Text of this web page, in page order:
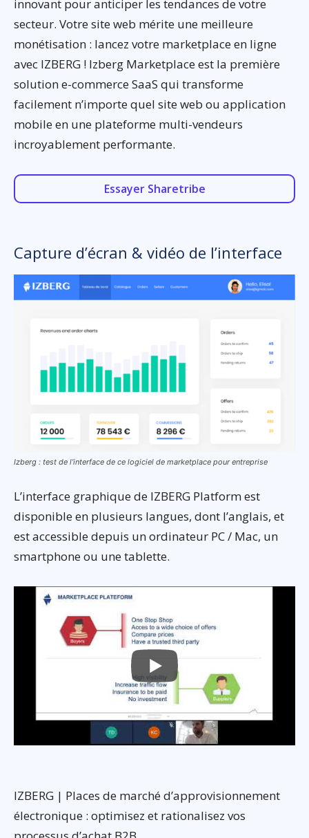
innovant pour anticiper les tendances de votre
secteur. Votre site web mérite une meilleure
monétisation : lancez votre marketplace en ligne
avec IZBERG ! Izberg Marketplace est la première
solution e-commerce SaaS qui transforme
facilement n’importe quel site web ou application
mobile en une plateforme multi-vendeurs
incroyablement performante.
Essayer Sharetribe
Capture d’écran & vidéo de l’interface
Izberg : test de l’interface de ce logiciel de marketplace pour entreprise
L’interface graphique de IZBERG Platform est
disponible en plusieurs langues, dont l’anglais, et
est accessible depuis un ordinateur PC / Mac, un
smartphone ou une tablette.
IZBERG | Places de marché d’approvisionnement
électronique : optimisez et rationalisez vos